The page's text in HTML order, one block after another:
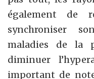
également de
synchroniser
maladies de la
diminuer
important de